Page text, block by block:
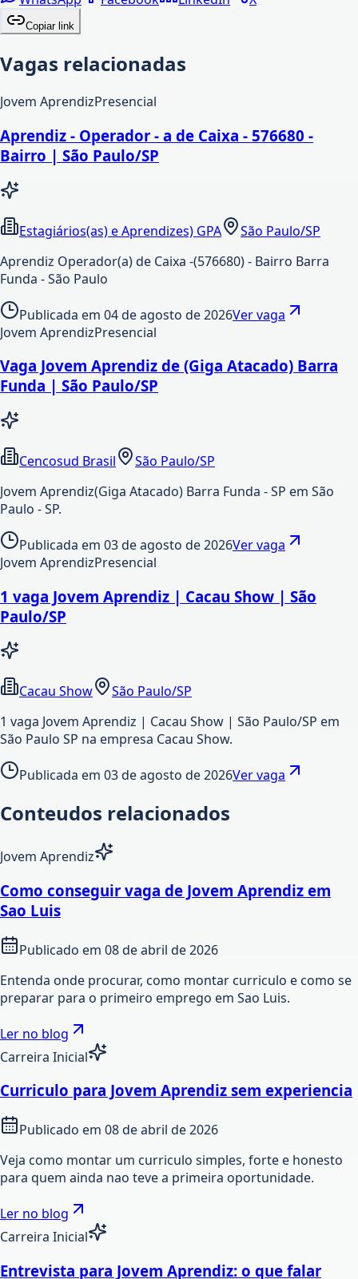
Copiar link
Vagas relacionadas
Jovem AprendizPresencial
Aprendiz - Operador - a de Caixa - 576680 -
Bairro | São Paulo/SP
Estagiários(as) e Aprendizes) GPA
São Paulo/SP
Aprendiz Operador(a) de Caixa -(576680) - Bairro Barra
Funda - São Paulo
Publicada em 04 de agosto de 2026Ver vaga
Jovem AprendizPresencial
Vaga Jovem Aprendiz de (Giga Atacado) Barra
Funda | São Paulo/SP
Cencosud Brasil
São Paulo/SP
Jovem Aprendiz(Giga Atacado) Barra Funda - SP em São
Paulo - SP.
Publicada em 03 de agosto de 2026Ver vaga
Jovem AprendizPresencial
1 vaga Jovem Aprendiz | Cacau Show | São
Paulo/SP
Cacau Show
São Paulo/SP
1 vaga Jovem Aprendiz | Cacau Show | São Paulo/SP em
São Paulo SP na empresa Cacau Show.
Publicada em 03 de agosto de 2026Ver vaga
Conteudos relacionados
Jovem Aprendiz
Como conseguir vaga de Jovem Aprendiz em
Sao Luis
Publicado em 08 de abril de 2026
Entenda onde procurar, como montar curriculo e como se
preparar para o primeiro emprego em Sao Luis.
Ler no blog
Carreira Inicial
Curriculo para Jovem Aprendiz sem experiencia
Publicado em 08 de abril de 2026
Veja como montar um curriculo simples, forte e honesto
para quem ainda nao teve a primeira oportunidade.
Ler no blog
Carreira Inicial
Entrevista para Jovem Aprendiz: o que falar